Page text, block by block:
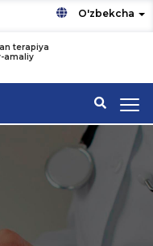
O'zbekcha
terapiya
amaliy